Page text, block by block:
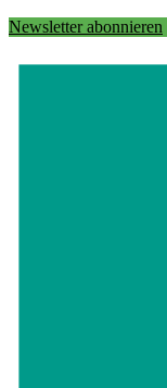
Newsletter abonnieren